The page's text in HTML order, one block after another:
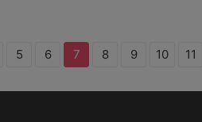
5 6 7 8 9 10 11